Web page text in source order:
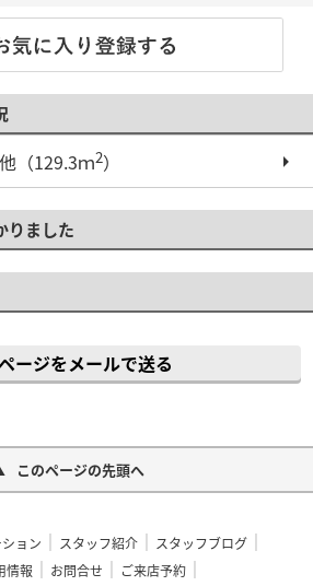
（129.3ｍ2）
りました
ージをメールで送る
このページの先頭へ
ョン スタッフ紹介
スタッフブログ
情報 お問合せ
ご来店予約